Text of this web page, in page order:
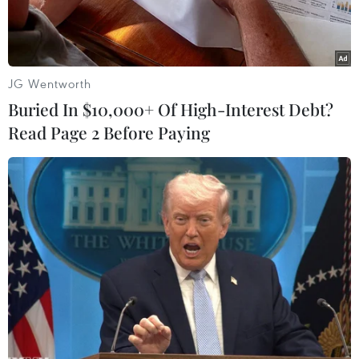
Container hàng hóa được xếp tại cảng ở Busan, Hàn Quốc.
(Ảnh: AFP/TTXVN)
Viện Nghiên cứu Quản lý Tài chính Hana ngày
13/4 đã đưa ra báo cáo "Tác động của đại dịch
JG Wentworth
Buried In $10,000+ Of High-Interest Debt?
Read Page 2 Before Paying